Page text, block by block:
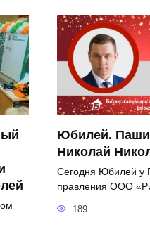
Юбилей.
Николай
Сегодня Юбилей у
правления ООО
189